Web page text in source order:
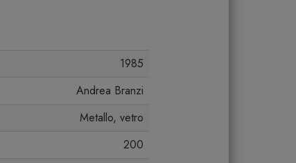
1985
Andrea Branzi
Metallo, vetro
200